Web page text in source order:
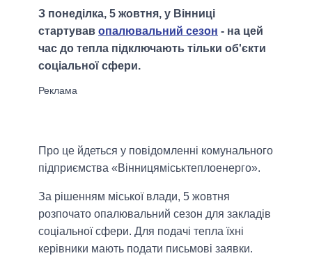
З понеділка, 5 жовтня, у Вінниці
стартував опалювальний сезон - на цей
час до тепла підключають тільки об'єкти
соціальної сфери.
Про це йдеться у повідомленні комунального
підприємства «Вінницяміськтеплоенерго».
За рішенням міської влади, 5 жовтня
розпочато опалювальний сезон для закладів
соціальної сфери. Для подачі тепла їхні
керівники мають подати письмові заявки.